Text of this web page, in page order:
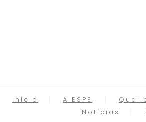
Início A ESPE
Notícias